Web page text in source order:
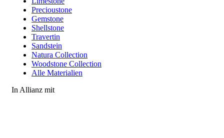
Precioustone
Gemstone
Shellstone
Travertin
Sandstein
Natura Collection
Woodstone Collection
Alle Materialien
In Allianz mit